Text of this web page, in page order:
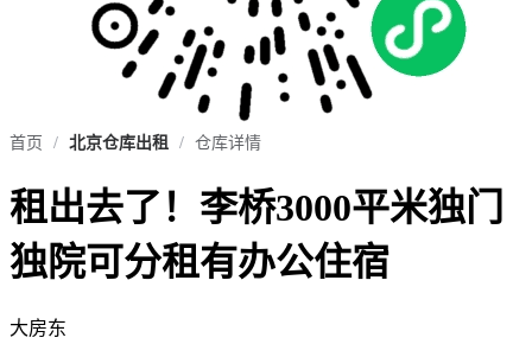
首页 / 北京仓库出租 / 仓库详情
租出去了！李桥3000平米独门
独院可分租有办公住宿
大房东